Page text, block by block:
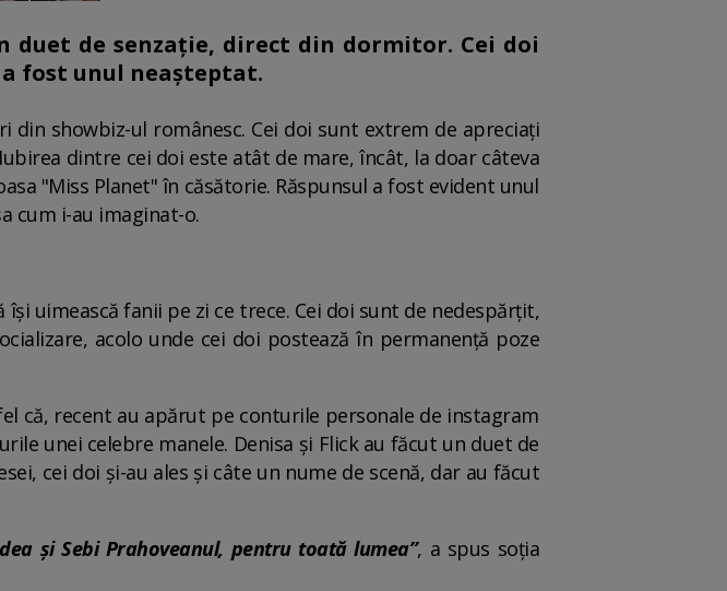
duet de senzație, direct din dormitor. Cei doi
fost unul neașteptat.
showbiz-ul românesc. Cei doi sunt extrem de apreciați
dintre cei doi este atât de mare, încât, la doar câteva
"Miss Planet" în căsătorie. Răspunsul a fost evident unul
cum i-au imaginat-o.
uimească fanii pe zi ce trece. Cei doi sunt de nedespărțit,
acolo unde cei doi postează în permanență poze
că, recent au apărut pe conturile personale de instagram
unei celebre manele. Denisa și Flick au făcut un duet de
cei doi și-au ales și câte un nume de scenă, dar au făcut
și Sebi Prahoveanul, pentru toată lumea”, a spus soția